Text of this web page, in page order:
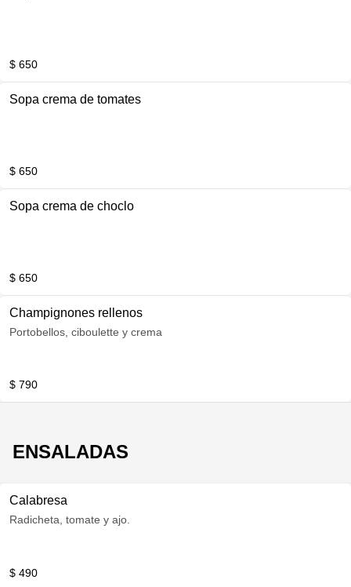
$ 650
Sopa crema de tomates
$ 650
Sopa crema de choclo
$ 650
Champignones rellenos
Portobellos, ciboulette y crema
$ 790
ENSALADAS
Calabresa
Radicheta, tomate y ajo.
$ 490